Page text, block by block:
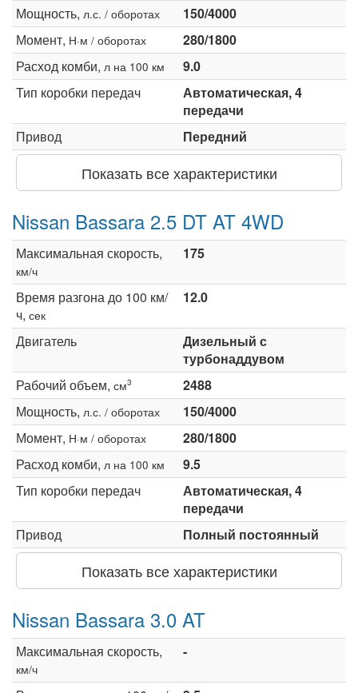
Мощность, л.с. / оборотах
150/4000
Момент, Н·м / оборотах
280/1800
Расход комби, л на 100 км
9.0
Тип коробки передач
Автоматическая, 4
передачи
Привод
Передний
Показать все характеристики
Nissan Bassara 2.5 DT AT 4WD
Максимальная скорость,
км/ч
175
Время разгона до 100 км/
ч, сек
12.0
Двигатель
Дизельный с
турбонаддувом
Рабочий объем, см3
2488
Мощность, л.с. / оборотах
150/4000
Момент, Н·м / оборотах
280/1800
Расход комби, л на 100 км
9.5
Тип коробки передач
Автоматическая, 4
передачи
Привод
Полный постоянный
Показать все характеристики
Nissan Bassara 3.0 AT
Максимальная скорость,
км/ч
-